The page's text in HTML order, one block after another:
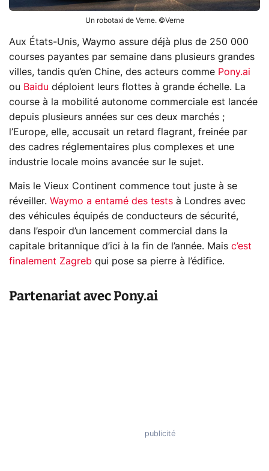
Un robotaxi de Verne. ©Verne
Aux États-Unis, Waymo assure déjà plus de 250 000
courses payantes par semaine dans plusieurs grandes
villes, tandis qu’en Chine, des acteurs comme Pony.ai
ou Baidu déploient leurs flottes à grande échelle. La
course à la mobilité autonome commerciale est lancée
depuis plusieurs années sur ces deux marchés ;
l’Europe, elle, accusait un retard flagrant, freinée par
des cadres réglementaires plus complexes et une
industrie locale moins avancée sur le sujet.
Mais le Vieux Continent commence tout juste à se
réveiller. Waymo a entamé des tests à Londres avec
des véhicules équipés de conducteurs de sécurité,
dans l’espoir d’un lancement commercial dans la
capitale britannique d’ici à la fin de l’année. Mais c’est
finalement Zagreb qui pose sa pierre à l’édifice.
Partenariat avec Pony.ai